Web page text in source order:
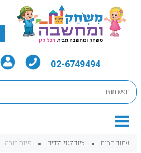
02-6749494
עמוד הבית ציוד לגני ילדים פינת בובה